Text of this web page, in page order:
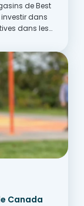
de Best
investir dans
dans les
Canada